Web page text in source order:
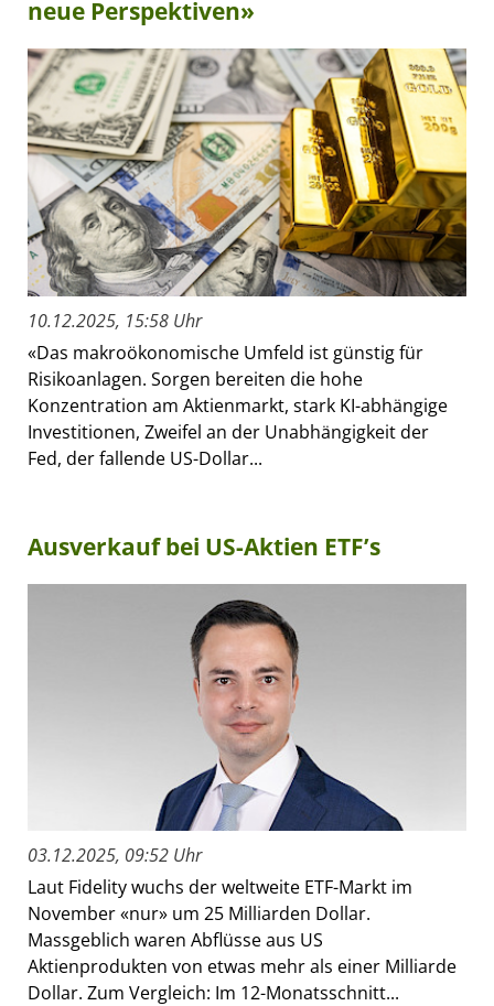
neue Perspektiven»
10.12.2025, 15:58 Uhr
«Das makroökonomische Umfeld ist günstig für
Risikoanlagen. Sorgen bereiten die hohe
Konzentration am Aktienmarkt, stark KI-abhängige
Investitionen, Zweifel an der Unabhängigkeit der
Fed, der fallende US-Dollar...
Ausverkauf bei US-Aktien ETF’s
03.12.2025, 09:52 Uhr
Laut Fidelity wuchs der weltweite ETF-Markt im
November «nur» um 25 Milliarden Dollar.
Massgeblich waren Abflüsse aus US
Aktienprodukten von etwas mehr als einer Milliarde
Dollar. Zum Vergleich: Im 12-Monatsschnitt...